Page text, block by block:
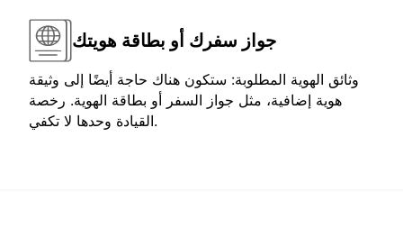
جواز سفرك أو بطاقة هويتك
وثائق الهوية المطلوبة: ستكون هناك حاجة أيضًا إلى وثيقة
هوية إضافية، مثل جواز السفر أو بطاقة الهوية. رخصة
القيادة وحدها لا تكفي.